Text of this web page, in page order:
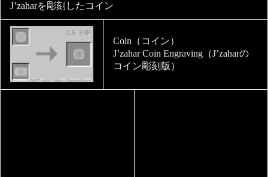
J’zaharを彫刻したコイン
Coin（コイン）
J’zahar Coin Engraving（J’zaharの
コイン彫刻版）